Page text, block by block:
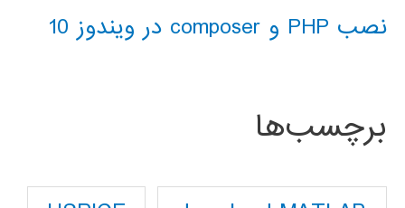
نصب PHP و composer در ویندوز 10
برچسب‌ها